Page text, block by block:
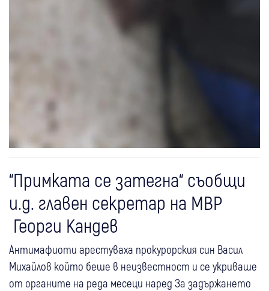
“Примката се затегна“ съобщи
и.д. главен секретар на МВР
Георги Кандев
Антимафиоти арестуваха прокурорския син Васил
Михайлов който беше в неизвестност и се укриваше
от органите на реда месеци наред За задържането